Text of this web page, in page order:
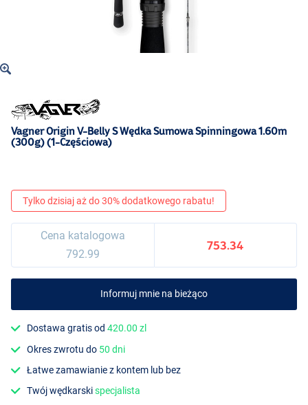
Vagner Origin V-Belly S Wędka Sumowa Spinningowa 1.60m
(300g) (1-Częściowa)
Tylko dzisiaj aż do 30% dodatkowego rabatu!
Cena katalogowa
792.99
753.34
Informuj mnie na bieżąco
Dostawa gratis od420.00 zl
Okres zwrotu do 50 dni
Łatwe zamawianie z kontem lub bez
Twój wędkarskispecjalista